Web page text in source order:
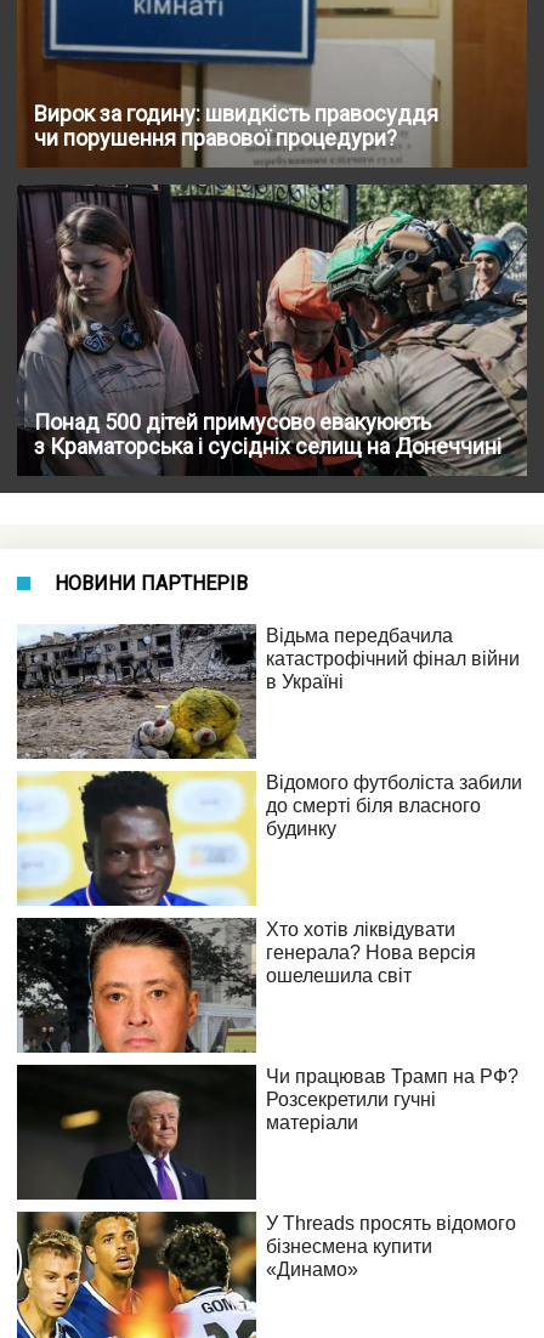
Вирок за годину: швидкість правосуддя
чи порушення правової процедури?
Понад 500 дітей примусово евакуюють
з Краматорська і сусідніх селищ на Донеччині
НОВИНИ ПАРТНЕРІВ